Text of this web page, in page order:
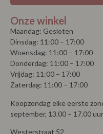
Onze winkel
Maandag: Gesloten
Dinsdag: 11:00 – 17:00
Woensdag: 11:00 – 17:00
Donderdag: 11:00 – 17:00
Vrijdag: 11:00 – 17:00
Zaterdag: 11:00 – 17:00
Koopzondag elke eerste
september, 13.00 – 17.00
Westerstraat 52